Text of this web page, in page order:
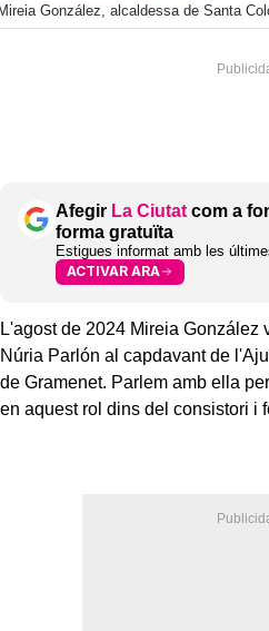
González, alcaldessa de Santa
Afegir La Ciutat com a
forma gratuïta
Estigues informat amb les
ACTIVAR ARA
L'agost de 2024 Mireia González
Núria Parlón al capdavant de
de Gramenet. Parlem amb ella
en aquest rol dins del consistori i